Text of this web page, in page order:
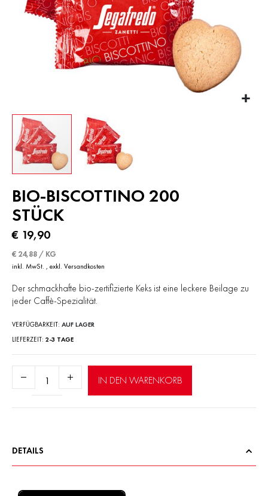
Anfang
der
Bildergalerie
springen
BIO-BISCOTTINO 200
STÜCK
€ 19,90
€ 24,88 / KG
inkl. MwSt. , exkl. Versandkosten
Der schmackhafte bio-zertifizierte Keks ist eine leckere Beilage zu
jeder Caffè-Spezialität.
VERFÜGBARKEIT: AUF LAGER
LIEFERZEIT 2-3 TAGE
IN DEN WARENKORB
DETAILS